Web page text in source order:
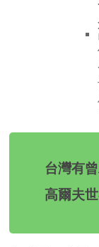
台灣有
高爾夫